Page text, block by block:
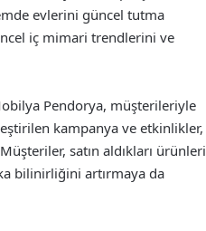
evlerini güncel tutma
iç mimari trendlerini ve
Pendorya, müşterileriyle
kampanya ve etkinlikler,
satın aldıkları ürünleri
bilinirliğini artırmaya da